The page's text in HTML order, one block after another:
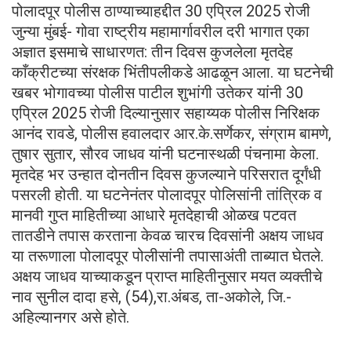
पोलादपूर पोलीस ठाण्याच्याहद्दीत 30 एप्रिल 2025 रोजी
जुन्या मुंबई- गोवा राष्ट्रीय महामार्गावरील दरी भागात एका
अज्ञात इसमाचे साधारणत: तीन दिवस कुजलेला मृतदेह
काँक्रीटच्या संरक्षक भिंतीपलीकडे आढळून आला. या घटनेची
खबर भोगावच्या पोलीस पाटील शुभांगी उतेकर यांनी 30
एप्रिल 2025 रोजी दिल्यानुसार सहाय्यक पोलीस निरिक्षक
आनंद रावडे, पोलीस हवालदार आर.के.सर्णेकर, संग्राम बामणे,
तुषार सुतार, सौरव जाधव यांनी घटनास्थळी पंचनामा केला.
मृतदेह भर उन्हात दोनतीन दिवस कुजल्याने परिसरात दूर्गंधी
पसरली होती. या घटनेनंतर पोलादपूर पोलिसांनी तांत्रिक व
मानवी गुप्त माहितीच्या आधारे मृतदेहाची ओळख पटवत
तातडीने तपास करताना केवळ चारच दिवसांनी अक्षय जाधव
या तरूणाला पोलादपूर पोलीसांनी तपासाअंती ताब्यात घेतले.
अक्षय जाधव याच्याकडून प्राप्त माहितीनुसार मयत व्यक्तीचे
नाव सुनील दादा हसे, (54),रा.अंबड, ता-अकोले, जि.-
अहिल्यानगर असे होते.